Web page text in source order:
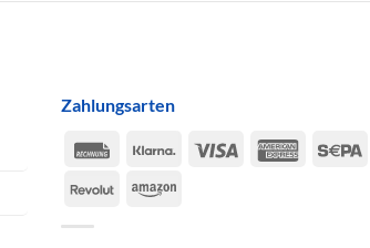
Zahlungsarten
Rechung
Klarna Visa
American
RevolutAmazon